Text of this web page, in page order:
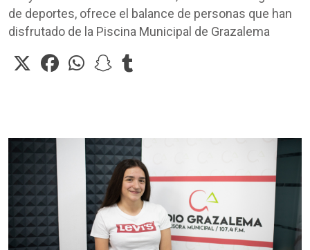
de deportes, ofrece el balance de personas que han
disfrutado de la Piscina Municipal de Grazalema